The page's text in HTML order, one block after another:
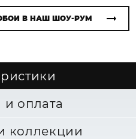
В НАШ ШОУ-РУМ
и оплата
коллекции